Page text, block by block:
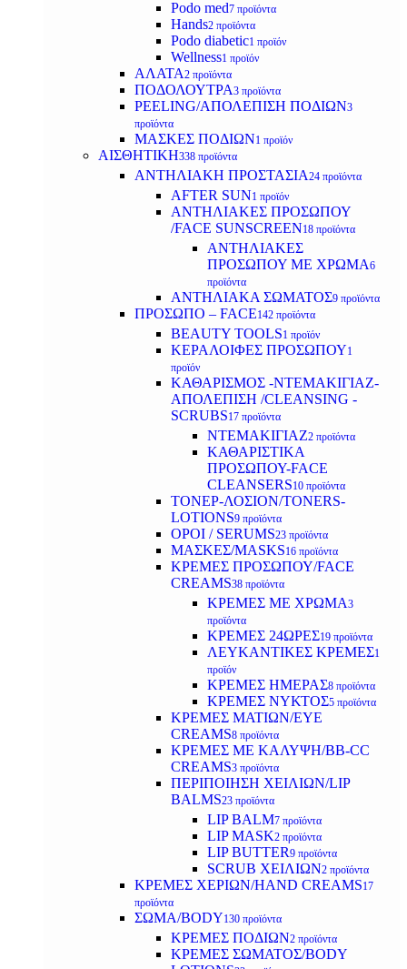
Podo med7 προϊόντα
Hands2 προϊόντα
Podo diabetic1 προϊόν
Wellness1 προϊόν
ΑΛΑΤΑ2 προϊόντα
ΠΟΔΟΛΟΥΤΡΑ3 προϊόντα
PEELING/ΑΠΟΛΕΠΙΣΗ ΠΟΔΙΩΝ3
προϊόντα
ΜΑΣΚΕΣ ΠΟΔΙΩΝ1 προϊόν
ΑΙΣΘΗΤΙΚΗ338 προϊόντα
ΑΝΤΗΛΙΑΚΗ ΠΡΟΣΤΑΣΙΑ24 προϊόντα
AFTER SUN1 προϊόν
ΑΝΤΗΛΙΑΚΕΣ ΠΡΟΣΩΠΟΥ
/FACE SUNSCREEN18 προϊόντα
ΑΝΤΗΛΙΑΚΕΣ
ΠΡΟΣΩΠΟΥ ΜΕ ΧΡΩΜΑ6
προϊόντα
ΑΝΤΗΛΙΑΚΑ ΣΩΜΑΤΟΣ9 προϊόντα
ΠΡΟΣΩΠΟ – FACE142 προϊόντα
BEAUTY TOOLS1 προϊόν
ΚΕΡΑΛΟΙΦΕΣ ΠΡΟΣΩΠΟΥ1
προϊόν
ΚΑΘΑΡΙΣΜΟΣ -ΝΤΕΜΑΚΙΓΙΑΖ-
ΑΠΟΛΕΠΙΣΗ /CLEANSING -
SCRUBS17 προϊόντα
ΝΤΕΜΑΚΙΓΙΑΖ2 προϊόντα
ΚΑΘΑΡΙΣΤΙΚΑ
ΠΡΟΣΩΠΟΥ-FACE
CLEANSERS10 προϊόντα
ΤΟΝΕΡ-ΛΟΣΙΟΝ/TONERS-
LOTIONS9 προϊόντα
ΟΡΟΙ / SERUMS23 προϊόντα
ΜΑΣΚΕΣ/MASKS16 προϊόντα
ΚΡΕΜΕΣ ΠΡΟΣΩΠΟΥ/FACE
CREAMS38 προϊόντα
ΚΡΕΜΕΣ ΜΕ ΧΡΩΜΑ3
προϊόντα
ΚΡΕΜΕΣ 24ΩΡΕΣ19 προϊόντα
ΛΕΥΚΑΝΤΙΚΕΣ ΚΡΕΜΕΣ1
προϊόν
ΚΡΕΜΕΣ ΗΜΕΡΑΣ8 προϊόντα
ΚΡΕΜΕΣ ΝΥΚΤΟΣ5 προϊόντα
ΚΡΕΜΕΣ ΜΑΤΙΩΝ/EYE
CREAMS8 προϊόντα
ΚΡΕΜΕΣ ΜΕ ΚΑΛΥΨΗ/BB-CC
CREAMS3 προϊόντα
ΠΕΡΙΠΟΙΗΣΗ ΧΕΙΛΙΩΝ/LIP
BALMS23 προϊόντα
LIP BALM7 προϊόντα
LIP MASK2 προϊόντα
LIP BUTTER9 προϊόντα
SCRUB ΧΕΙΛΙΩΝ2 προϊόντα
ΚΡΕΜΕΣ ΧΕΡΙΩΝ/HAND CREAMS17
προϊόντα
ΣΩΜΑ/BODY130 προϊόντα
ΚΡΕΜΕΣ ΠΟΔΙΩΝ2 προϊόντα
ΚΡΕΜΕΣ ΣΩΜΑΤΟΣ/BODY